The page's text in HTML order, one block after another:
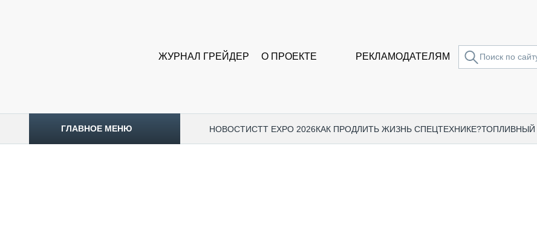
ЖУРНАЛ ГРЕЙДЕР О ПРОЕКТЕ РЕКЛАМОДАТЕЛЯМ
ГЛАВНОЕ МЕНЮ НОВОСТИCTT EXPO 2026КАК ПРОДЛИТЬ ЖИЗНЬ СПЕЦТЕХНИКЕ?ТОПЛИВНЫЙ